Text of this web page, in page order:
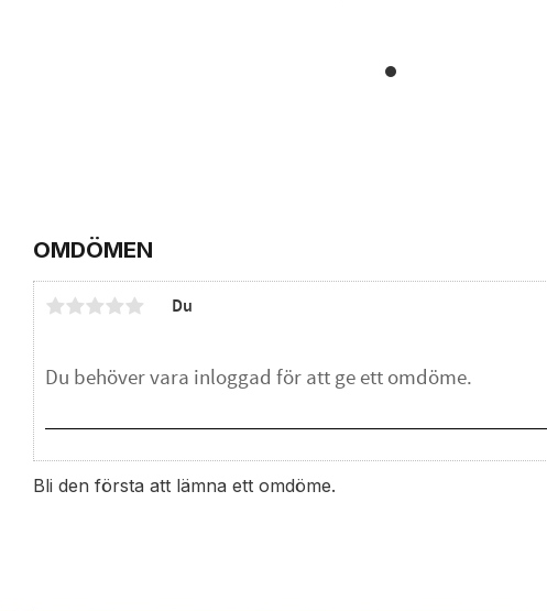
OMDÖMEN
Du
Bli den första att lämna ett omdöme.